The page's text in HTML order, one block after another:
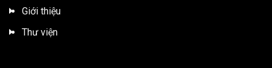
Giới thiệu
Thư viện